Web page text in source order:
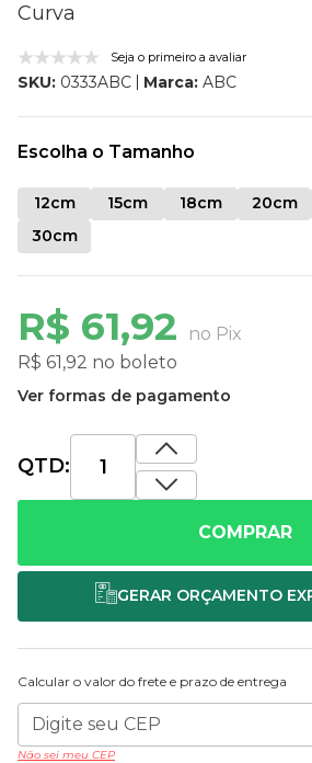
Curva
Seja o primeiro a avaliar
SKU: 0333ABC Marca: ABC
R$ 61,92
no Pix
R$ 61,92 no boleto
Ver formas de pagamento
Escolha o Tamanho
12cm 15cm 18cm 20cm
30cm
QTD:
COMPRAR
Calcular o valor do frete e prazo de entrega
Não sei meu CEP